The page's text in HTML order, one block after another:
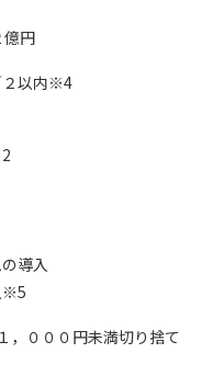
円
２以内※4
導入
※5
，０００円未満切り捨て